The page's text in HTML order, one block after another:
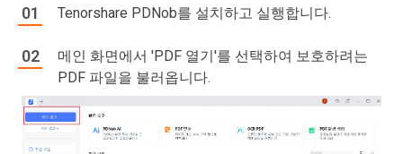
Tenorshare PDNob를 설치하고 실행합니다.
메인 화면에서 'PDF 열기'를 선택하여 보호하려는
PDF 파일을 불러옵니다.